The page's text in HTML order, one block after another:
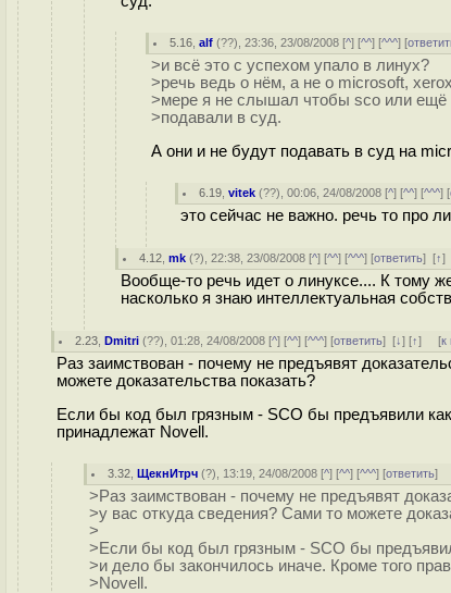
5.16 ,alf (??), 23:36, 23/08/2008 [^] [^^] [^^^] [
>и всё это с успехом упало в линух?
>речь ведь о нём, а не о microsoft,
>мере я не слышал чтобы sco или ещё
>подавали в суд.
А они и не будут подавать в суд на
6.19 ,vitek (??), 00:06, 24/08/2008 [^] [^^] [^^^] [
это сейчас не важно. речь то про
4.12 ,mk (?), 22:38, 23/08/2008 [^] [^^] [^^^] [ответить][↑
Вообще-то речь идет о линуксе.... К тому
насколько я знаю интеллектуальная
2.23 ,Dmitri (??), 01:28, 24/08/2008 [^] [^^] [^^^] [ответить][↓] [↑] [к
Раз заимствован - почему не предъявят
можете доказательства показать?
Если бы код был грязным - SCO бы предъявили
принадлежат Novell.
3.32 ,ЩекнИтрч (?), 13:19, 24/08/2008 [^] [^^] [^^^] [ответить]
>Раз заимствован - почему не предъявят
>у вас откуда сведения? Сами то можете
>
>Если бы код был грязным - SCO бы
>и дело бы закончилось иначе. Кроме того
>Novell.